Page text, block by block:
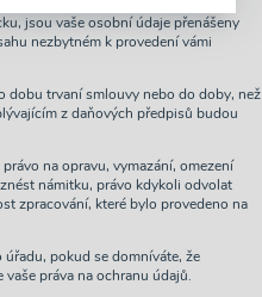
jsou vaše osobní údaje přenášeny
nezbytném k provedení vámi
dobu trvaní smlouvy nebo do doby, než
z daňových předpisů budou
na opravu, vymazání, omezení
námitku, právo kdykoli odvolat
zpracování, které bylo provedeno na
pokud se domníváte, že
práva na ochranu údajů.